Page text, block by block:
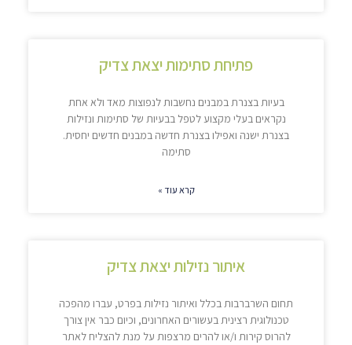
פתיחת סתימות יצאת צדיק
בעיות בצנרת במבנים נחשבות לנפוצות מאד ולא אחת
נקראים בעלי מקצוע לטפל בבעיות של סתימות ונזילות
בצנרת ישנה ואפילו בצנרת חדשה במבנים חדשים יחסית.
סתימה
קרא עוד »
איתור נזילות יצאת צדיק
תחום השרברבות בכלל ואיתור נזילות בפרט, עברו מהפכה
טכנולוגית רצינית בעשורים האחרונים, וכיום כבר אין צורך
להרוס קירות ו/או להרים מרצפות על מנת להצליח לאתר